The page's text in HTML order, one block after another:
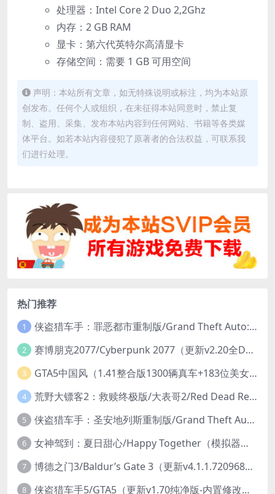
处理器：Intel Core 2 Duo 2,2Ghz
内存：2 GB RAM
显卡：第六代英特尔高清显卡
存储空间：需要 1 GB 可用空间
声明：本站所有文章，如无特殊说明或标注，均为本站原
创发布。任何个人或组织，在未征得本站同意时，禁止复
制、盗用、采集、发布本站内容到任何网站、书籍等各类媒
体平台。如若本站内容侵犯了原著者的合法权益，可联系我
们进行处理。
热门推荐
1 侠盗猎车手：罪恶都市重制版/Grand Theft Auto: Vice City – The Definitive Edition
2 赛博朋克2077/Cyberpunk 2077（更新v2.20全DLC）
3 GTA5中国风（1.41整合版1300辆真车+183位美女与英雄+200%存档）
4 荒野大镖客2：救赎终极版/大表哥2/Red Dead Redemption 2: Ultimate Edition（更新v1491.50终极版）
5 侠盗猎车手：圣安地列斯重制版/Grand Theft Auto: San Andreas – The Definitive Edition（更新v1.113.49697469）
6 女神驾到：夏日甜心/Happy Together（模拟器版-升级豪华终极珍藏版+全DLC）
7 博德之门3/Baldur’s Gate 3（更新v4.1.1.7209685）
8 侠盗猎车手5/GTA5（更新v1.70纯净版-内置修改器+通关存档）